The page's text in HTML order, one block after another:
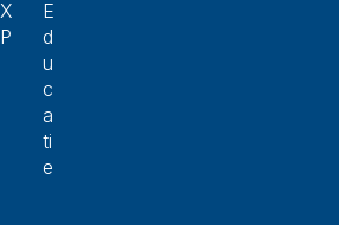
X
P
E
d
u
c
a
ti
e